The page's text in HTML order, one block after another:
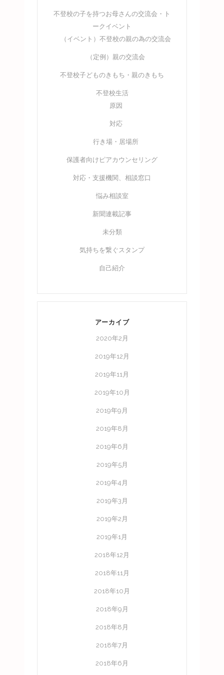
不登校の子を持つお母さんの交流会・ト
ークイベント
（イベント）不登校の親の為の交流会
（定例）親の交流会
不登校子どものきもち・親のきもち
不登校生活
原因
対応
行き場・居場所
保護者向けピアカウンセリング
対応・支援機関、相談窓口
悩み相談室
新聞連載記事
未分類
気持ちを繋ぐスタンプ
自己紹介
アーカイブ
2020年2月
2019年12月
2019年11月
2019年10月
2019年9月
2019年8月
2019年6月
2019年5月
2019年4月
2019年3月
2019年2月
2019年1月
2018年12月
2018年11月
2018年10月
2018年9月
2018年8月
2018年7月
2018年6月